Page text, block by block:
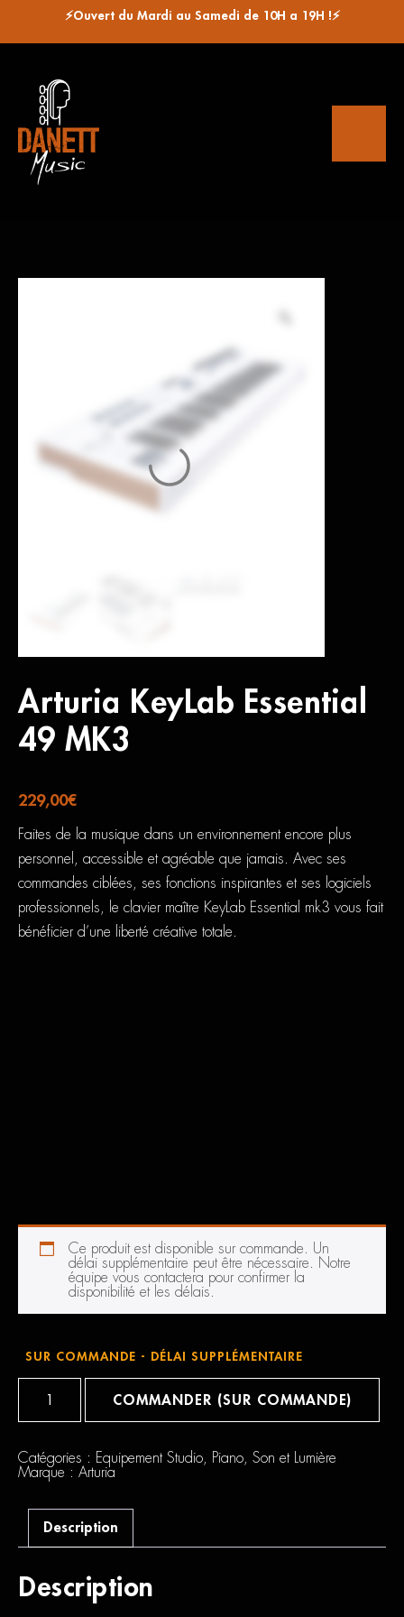
⚡Ouvert du Mardi au Samedi de 10H a 19H !⚡
Arturia KeyLab Essential
49 MK3
229,00€
Faites de la musique dans un environnement encore plus
personnel, accessible et agréable que jamais. Avec ses
commandes ciblées, ses fonctions inspirantes et ses logiciels
professionnels, le clavier maître KeyLab Essential mk3 vous fait
bénéficier d’une liberté créative totale.
Ce produit est disponible sur commande. Un
délai supplémentaire peut être nécessaire. Notre
équipe vous contactera pour confirmer la
disponibilité et les délais.
SUR COMMANDE - DÉLAI SUPPLÉMENTAIRE
49
MK3
COMMANDER (SUR COMMANDE)
Catégories : Equipement Studio Piano
Son et Lumière
Marque : Arturia
Description
Description